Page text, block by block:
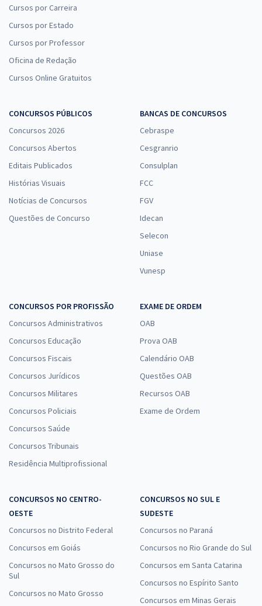
Cursos por Carreira
Cursos por Estado
Cursos por Professor
Oficina de Redação
Cursos Online Gratuitos
CONCURSOS PÚBLICOS
Concursos 2026
Concursos Abertos
Editais Publicados
Histórias Visuais
Notícias de Concursos
Questões de Concurso
BANCAS DE CONCURSOS
Cebraspe
Cesgranrio
Consulplan
FCC
FGV
Idecan
Selecon
Uniase
Vunesp
CONCURSOS POR PROFISSÃO
Concursos Administrativos
Concursos Educação
Concursos Fiscais
Concursos Jurídicos
Concursos Militares
Concursos Policiais
Concursos Saúde
Concursos Tribunais
Residência Multiprofissional
EXAME DE ORDEM
OAB
Prova OAB
Calendário OAB
Questões OAB
Recursos OAB
Exame de Ordem
CONCURSOS NO CENTRO-
OESTE
Concursos no Distrito Federal
Concursos em Goiás
Concursos no Mato Grosso do
Sul
Concursos no Mato Grosso
CONCURSOS NO SUL E
SUDESTE
Concursos no Paraná
Concursos no Rio Grande do Sul
Concursos em Santa Catarina
Concursos no Espírito Santo
Concursos em Minas Gerais